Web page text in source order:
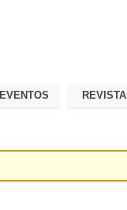
EVENTOS REVISTA